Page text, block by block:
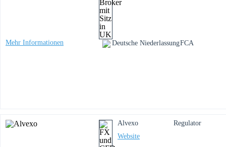
Mehr Informationen Deutsche NiederlassungFCA
Alvexo
Website
Regulator